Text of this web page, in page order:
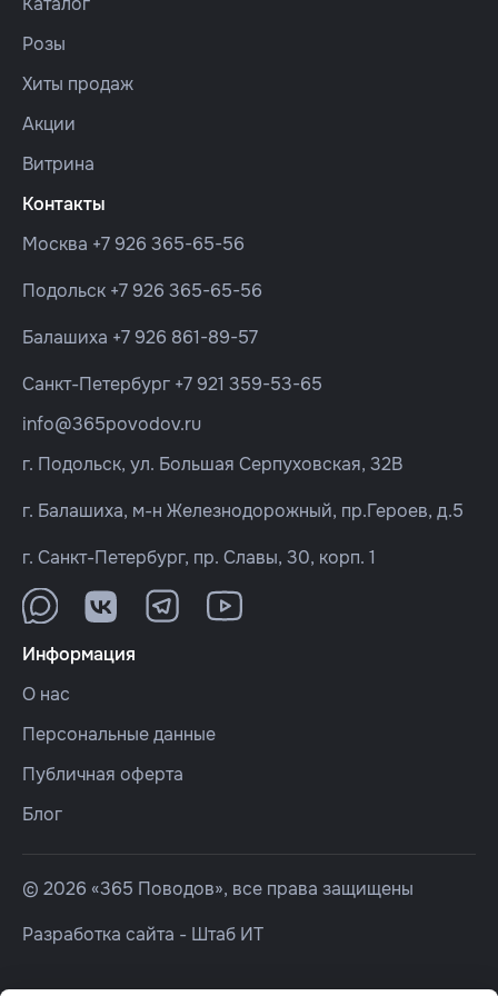
Розы
Хиты продаж
Акции
Витрина
Контакты
Москва +7 926 365-65-56
Подольск +7 926 365-65-56
Балашиха +7 926 861-89-57
Санкт-Петербург +7 921 359-53-65
info@365povodov.ru
г. Подольск, ул. Большая Серпуховская, 32В
г. Балашиха, м-н Железнодорожный, пр.Героев, д.5
г. Санкт-Петербург, пр. Славы, 30, корп. 1
Информация
О нас
Персональные данные
Публичная оферта
Блог
© 2026 «365 Поводов», все права защищены
Разработка сайта - Штаб ИТ